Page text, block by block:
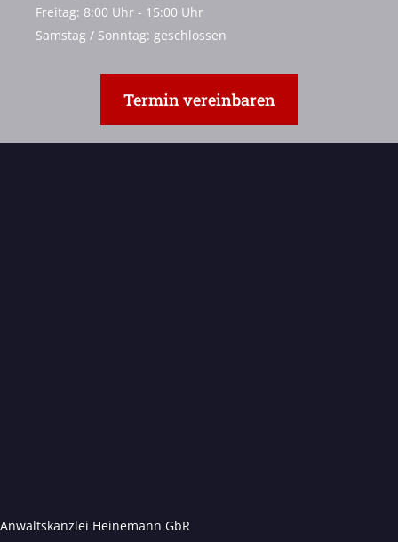
Freitag: 8:00 Uhr - 15:00 Uhr
Samstag / Sonntag: geschlossen
Termin vereinbaren
Anwaltskanzlei Heinemann GbR